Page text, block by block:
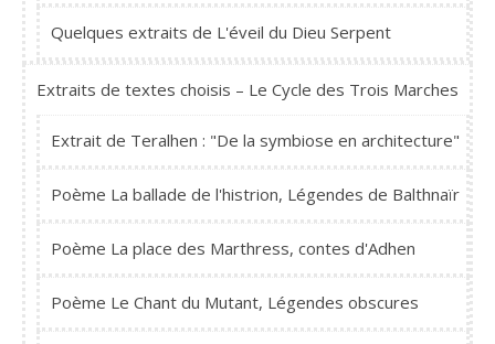
Quelques extraits de L'éveil du Dieu Serpent
Extraits de textes choisis – Le Cycle des Trois Marches
Extrait de Teralhen : "De la symbiose en architecture"
Poème La ballade de l'histrion, Légendes de Balthnaïr
Poème La place des Marthress, contes d'Adhen
Poème Le Chant du Mutant, Légendes obscures